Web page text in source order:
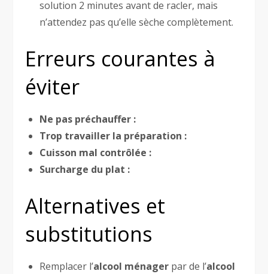
solution 2 minutes avant de racler, mais
n’attendez pas qu’elle sèche complètement.
Erreurs courantes à
éviter
Ne pas préchauffer :
Trop travailler la préparation :
Cuisson mal contrôlée :
Surcharge du plat :
Alternatives et
substitutions
Remplacer l’alcool ménager par de l’alcool